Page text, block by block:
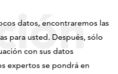
datos, encontraremos las
para usted. Después, sólo
con sus datos
expertos se pondrá en